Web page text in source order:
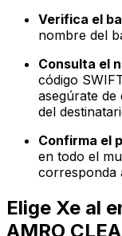
Verifica el
nombre del
Consulta el
código
asegúrate de
del
Confirma el
en todo el
corresponda
Elige Xe al
AMRO